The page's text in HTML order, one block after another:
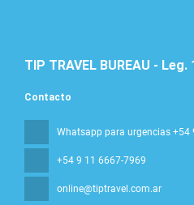
TIP TRAVEL BUREAU - Leg.
Contacto
Whatsapp para urgencias +54
+54 9 11 6667-7969
online@tiptravel.com.ar